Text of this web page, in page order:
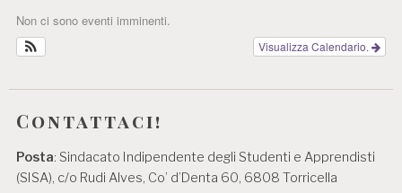
Non ci sono eventi imminenti.
Visualizza Calendario.
Contattaci!
Posta: Sindacato Indipendente degli Studenti e Apprendisti
(SISA), c/o Rudi Alves, Co’ d’Denta 60, 6808 Torricella